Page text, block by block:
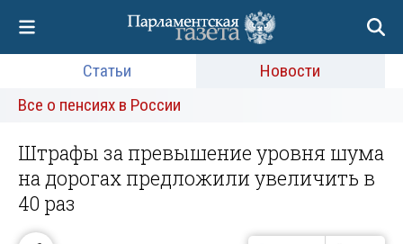
Статьи
Новости
Все о пенсиях в России
Штрафы за превышение уровня шума
на дорогах предложили увеличить в
40 раз